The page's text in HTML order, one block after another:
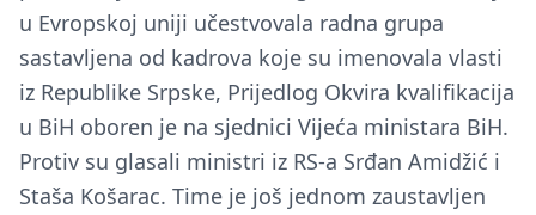
u Evropskoj uniji učestvovala radna grupa
sastavljena od kadrova koje su imenovala vlasti
iz Republike Srpske, Prijedlog Okvira kvalifikacija
u BiH oboren je na sjednici Vijeća ministara BiH.
Protiv su glasali ministri iz RS-a Srđan Amidžić i
Staša Košarac. Time je još jednom zaustavljen